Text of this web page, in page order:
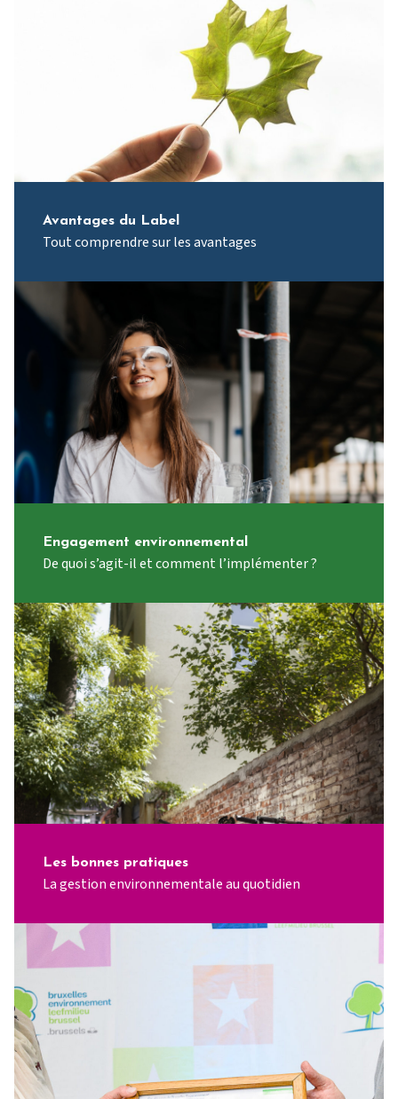
Avantages du Label
Tout comprendre sur les avantages
Engagement environnemental
De quoi s’agit-il et comment l’implémenter ?
Les bonnes pratiques
La gestion environnementale au quotidien